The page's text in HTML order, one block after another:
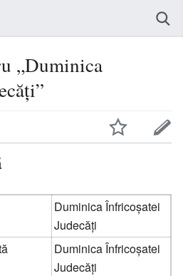
„Duminica
Duminica Înfricoșatei
Judecăți
Duminica Înfricoșatei
Judecăți